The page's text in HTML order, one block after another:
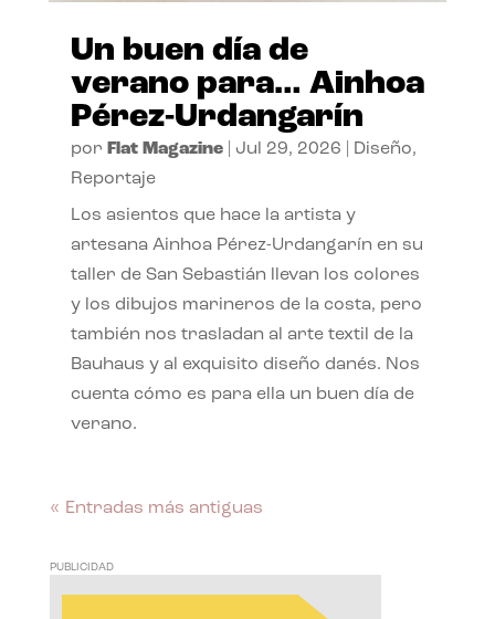
Un buen día de
verano para… Ainhoa
Pérez-Urdangarín
por Flat Magazine| Jul 29, 2026 Diseño,
Reportaje
Los asientos que hace la artista y
artesana Ainhoa Pérez-Urdangarín en su
taller de San Sebastián llevan los colores
y los dibujos marineros de la costa, pero
también nos trasladan al arte textil de la
Bauhaus y al exquisito diseño danés. Nos
cuenta cómo es para ella un buen día de
verano.
« Entradas más antiguas
PUBLICIDAD